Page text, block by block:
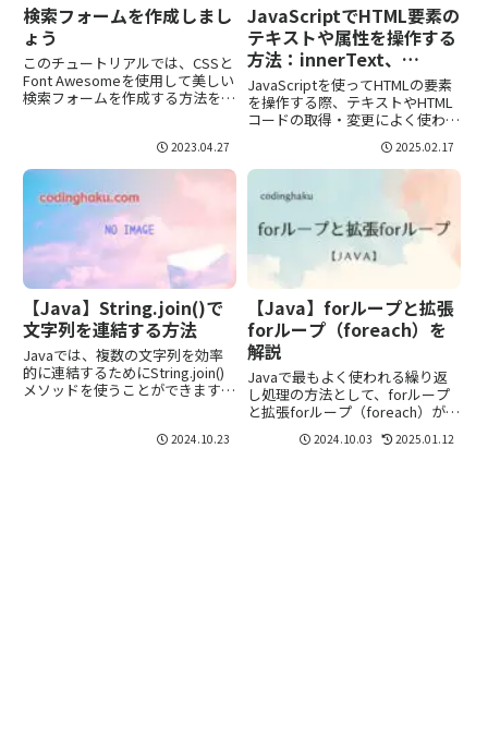
検索フォームを作成しまし
ょう
このチュートリアルでは、CSSと
Font Awesomeを使用して美しい
検索フォームを作成する方法を学
2023.04.27
JavaScriptでHTML要素の
テキストや属性を操作する
方法：innerText、
textContent、
innerHTML、outerHTML
JavaScriptを使ってHTMLの要素
を操作する際、テキストやHTML
コードの取得・変更によく使われ
るプロパティとして、
innerText、textContent、
innerHTML、outerHTMLがありま
す。これらのプロパティを適...
2025.02.17
【Java】String.join()で
文字列を連結する方法
Javaでは、複数の文字列を効率
的に連結するためにString.join()
メソッドを使うことができます。
合する際に非常に便利です。この
2024.10.23
【Java】forループと拡張
forループ（foreach）を
解説
Javaで最もよく使われる繰り返
し処理の方法として、forループ
と拡張forループ（foreach）があ
ります。これらのループは非常に
汎用的で、配列やリスト、セッ
2024.10.03 2025.01.12